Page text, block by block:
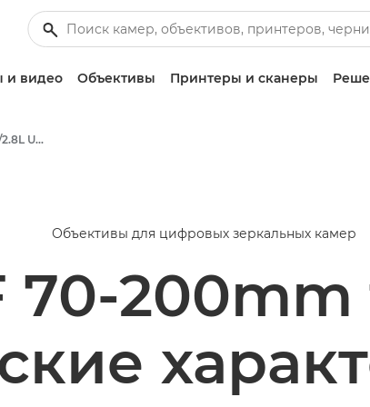
и видео Объективы Принтеры и сканеры
Canon EF 70-200mm f/2.8L USM - Объективы - Камера и фотообъективы
Объективы для цифровых зеркальных камер
70-200mm